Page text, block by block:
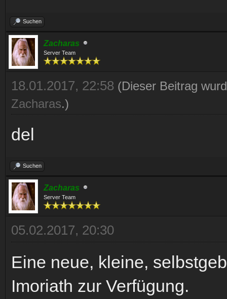
Suchen
Zacharas
Server Team
18.01.2017, 22:58 (Dieser Beitrag
Zacharas.)
del
Suchen
Zacharas
Server Team
05.02.2017, 20:30
Eine neue, kleine,
Imoriath zur Verfügung.